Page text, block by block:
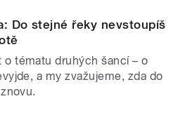
Do stejné řeky nevstoupíš
o tématu druhých šancí – o
a my zvažujeme, zda do